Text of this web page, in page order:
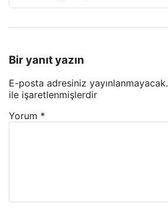
Bir yanıt yazın
E-posta adresiniz yayınlanmayacak.
ile işaretlenmişlerdir
Yorum *